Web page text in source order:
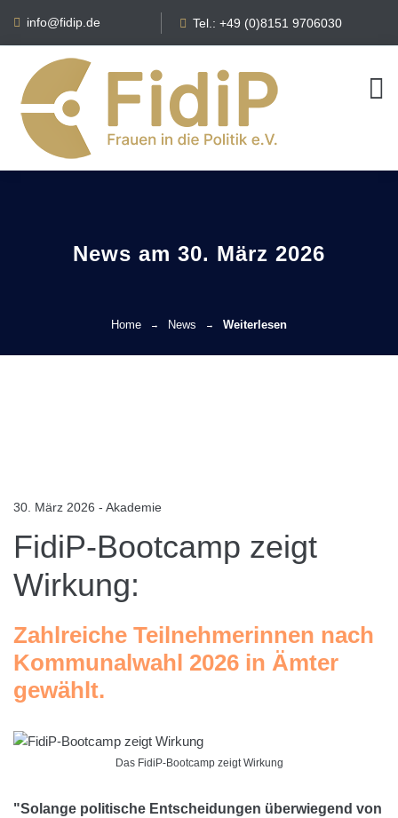
info@fidip.de Tel.: +49 (0)8151 9706030
News am 30. März 2026
Home News Weiterlesen
30. März 2026 - Akademie
FidiP-Bootcamp zeigt
Wirkung:
Zahlreiche Teilnehmerinnen nach
Kommunalwahl 2026 in Ämter
gewählt.
Das FidiP-Bootcamp zeigt Wirkung
"Solange politische Entscheidungen überwiegend von